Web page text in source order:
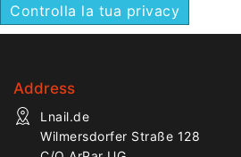
Controlla la tua privacy
Address
Lnail.de
Wilmersdorfer Straße 128